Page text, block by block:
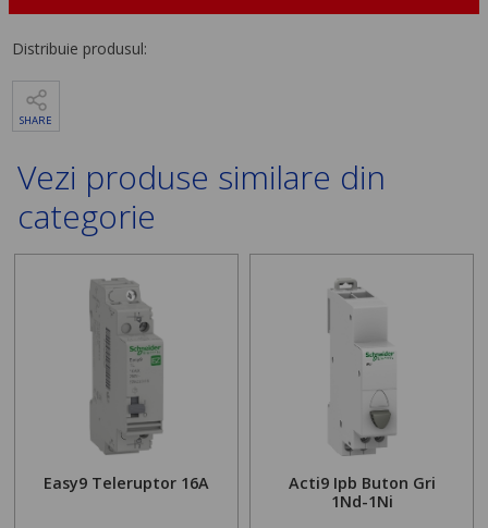
Distribuie produsul:
SHARE
Vezi produse similare din
categorie
Easy9 Teleruptor 16A
Acti9 Ipb Buton Gri
1Nd-1Ni